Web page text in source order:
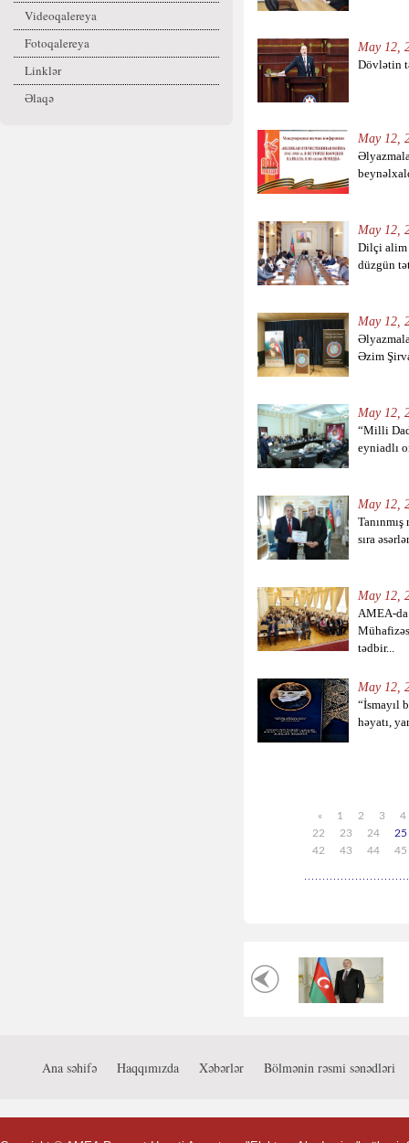
Videoqalereya
Fotoqalereya
Linklər
Əlaqə
May 12,
Dövlətin
May 12,
May 12,
Dilçi alim
düzgün
May 12,
Əzim
May 12,
“Milli
eyniadlı
May 12,
sıra
May 12,
AMEA-
tədbir...
May 12,
“İsmayıl
həyatı,
« 1 2 3
4
22
23 24
25
42
43 44 45
Ana səhifə Haqqımızda Xəbərlər Bölmənin rəsmi sənədləri